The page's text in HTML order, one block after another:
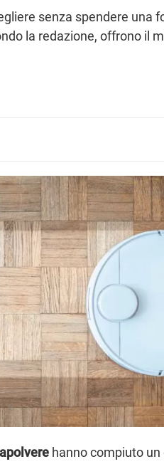
senza spendere una
la redazione, offrono il
hanno compiuto